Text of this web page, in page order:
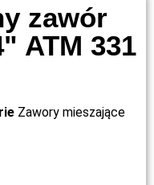
zawór
ATM 331
Zawory mieszające